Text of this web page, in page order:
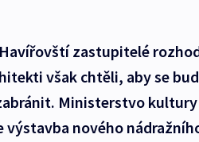
zastupitelé
však chtěli, aby se
Ministerstvo
výstavba nového